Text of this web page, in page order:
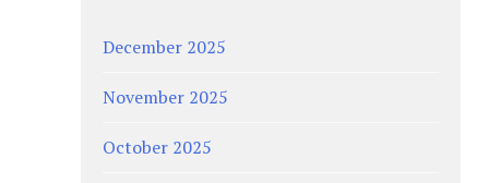
December 2025
November 2025
October 2025